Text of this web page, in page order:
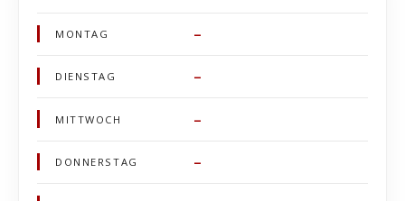
MONTAG –
DIENSTAG –
MITTWOCH –
DONNERSTAG –